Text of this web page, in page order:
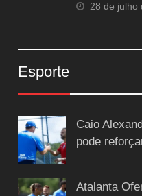
28 de julho
Esporte
Caio
pode
Atalanta